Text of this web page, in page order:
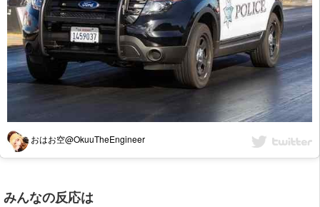
おはお空@OkuuTheEngineer
みんなの反応は